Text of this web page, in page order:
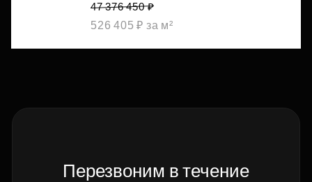
47 376 450 ₽
526 405 ₽ за м²
Перезвоним в течение